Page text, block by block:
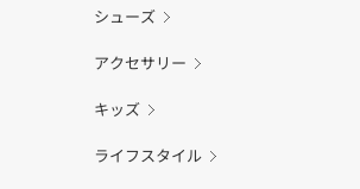
シューズ
アクセサリー
キッズ
ライフスタイル